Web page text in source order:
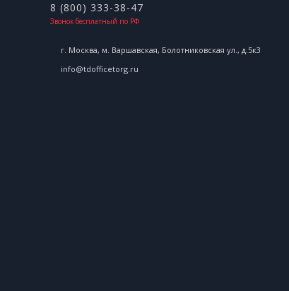
8 (800) 333-38-47
Звонок бесплатный по РФ
г. Москва, м. Варшавская, Болотниковская ул., д.5к3
info@tdofficetorg.ru